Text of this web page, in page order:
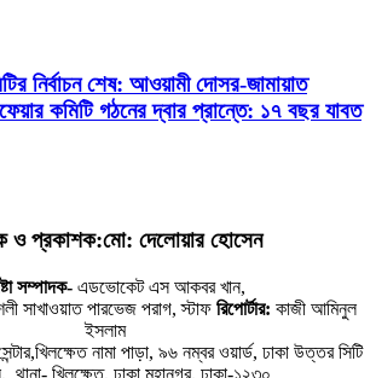
নির্বাচন শেষ: আওয়ামী দোসর-জামায়াত
কমিটি গঠনের দ্বার প্রান্তে: ১৭ বছর যাবত
ও প্রকাশক:মো: দেলোয়ার হোসেন
সম্পাদক- এডভোকেট এস আকবর খান,
সাখাওয়াত পারভেজ পরাগ, স্টাফ রিপোর্টার: কাজী আমিনুল
ইসলাম
নামা পাড়া, ৯৬ নম্বর ওয়ার্ড, ঢাকা উত্তর সিটি
থানা- খিলক্ষেত, ঢাকা মহানগর, ঢাকা-১২৩০